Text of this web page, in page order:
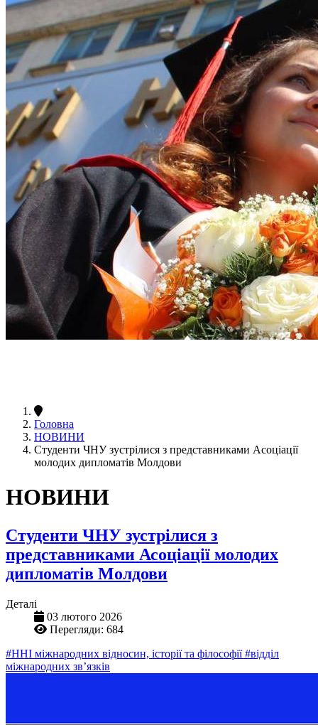
Головна
НОВИНИ
Студенти ЧНУ зустрілися з представниками Асоціації
молодих дипломатів Молдови
НОВИНИ
Студенти ЧНУ зустрілися з
представниками Асоціації молодих
дипломатів Молдови
Деталі
03 лютого 2026
Перегляди: 684
#ННІ міжнародних відносин, історії та філософії#відділ
міжнародних зв’язків